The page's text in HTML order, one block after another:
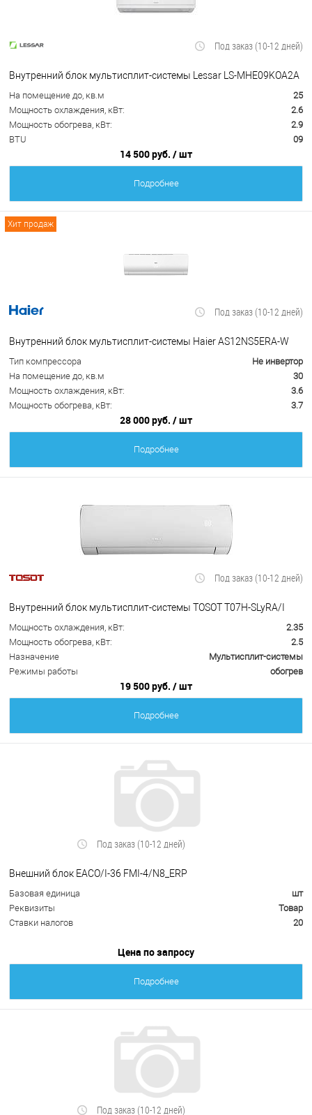
Под заказ (10-12 дней)
Внутренний блок мультисплит-системы Lessar LS-MHE09KOA2A
На помещение до, кв.м
25
Мощность охлаждения, кВт:
2.6
Мощность обогрева, кВт:
2.9
BTU
09
14 500 руб. / шт
Подробнее
Хит продаж
Под заказ (10-12 дней)
Внутренний блок мультисплит-системы Haier AS12NS5ERA-W
Тип компрессора
Не инвертор
На помещение до, кв.м
30
Мощность охлаждения, кВт:
3.6
Мощность обогрева, кВт:
3.7
28 000 руб. / шт
Подробнее
Под заказ (10-12 дней)
Внутренний блок мультисплит-системы TOSOT T07H-SLyRA/I
Мощность охлаждения, кВт:
2.35
Мощность обогрева, кВт:
2.5
Назначение
Мультисплит-системы
Режимы работы
обогрев
19 500 руб. / шт
Подробнее
Под заказ (10-12 дней)
Внешний блок EACO/I-36 FMI-4/N8_ERP
Базовая единица
шт
Реквизиты
Товар
Ставки налогов
20
Цена по запросу
Подробнее
Под заказ (10-12 дней)